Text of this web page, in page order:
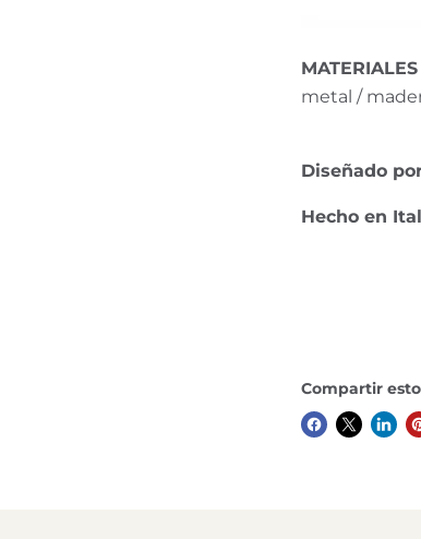
MATERIALES
metal /
Diseñado
Hecho en
Compartir